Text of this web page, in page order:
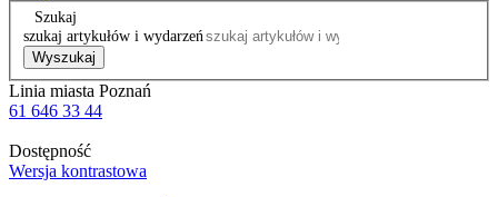
Szukaj
szukaj artykułów i wydarzeń
Wyszukaj
Linia miasta Poznań
61 646 33 44
Dostępność
Wersja kontrastowa